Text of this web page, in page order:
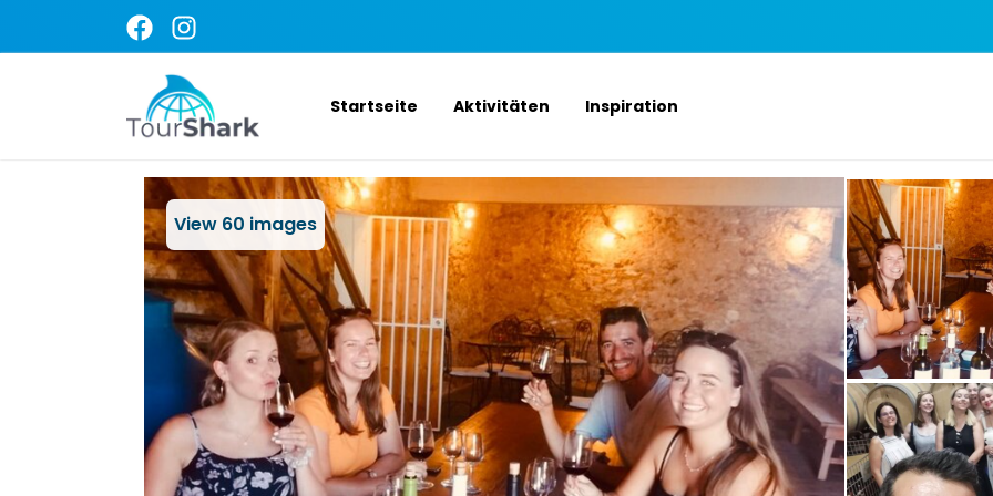
Startseite Aktivitäten Inspiration
View 60 images